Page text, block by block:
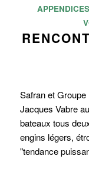
APPENDICES
Safran et
Jacques Vabre
bateaux tous
engins légers,
"tendance